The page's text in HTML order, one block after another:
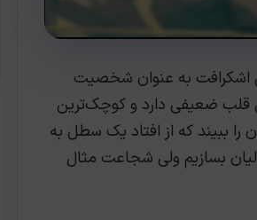
اصلی انتخاب گریس اشکرافت به عنوان شخصیت
قلب ضعیفی دارد و کوچک‌ترین
ببیند که از افتاد یک سطل به
بسازیم ولی شجاعت مثال